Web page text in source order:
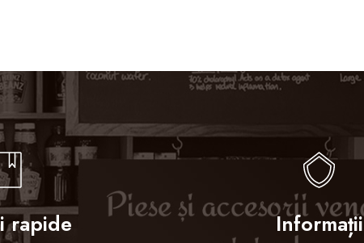
rapide Informații